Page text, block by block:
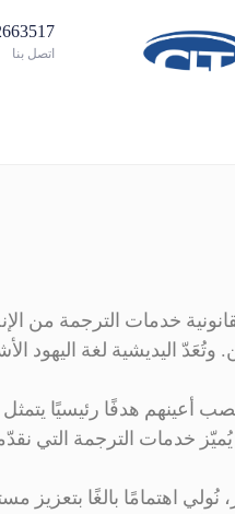
& 0502885313
اتصل بنا
خدمات الترجمة من
اليديشية لغة اليهود
أعينهم هدفًا رئيسيًا يتمثل
الترجمة التي نقدّمها بأكثر من 75
نُولي اهتمامًا بالغًا